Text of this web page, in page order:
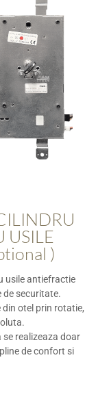
USILE
)
usile antiefractie
de securitate.
otel prin rotatie,
se realizeaza doar
de confort si